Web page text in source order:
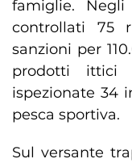
famiglie.
controllati 75
sanzioni per
prodotti
ispezionate 34
pesca sportiva.
Sul versante